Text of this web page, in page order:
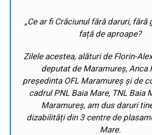
„Ce ar fi Crăciunul fără daruri, fără
față de aproape?
Zilele acestea, alături de Florin-
deputat de Maramureș, Anca
președinta OFL Maramureș și de
cadrul PNL Baia Mare, TNL Baia
Maramureș, am dus daruri
dizabilități din 3 centre de
Mare.